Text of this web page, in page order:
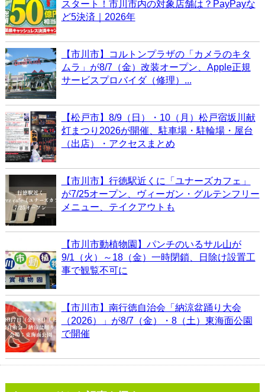
スタート！市川市内の対象店舗は？PayPayな
ど5決済｜2026年
【市川市】コルトンプラザの「カメラのキタ
ムラ」が8/7（金）改装オープン、Apple正規
サービスプロバイダ（修理）...
【松戸市】8/9（日）・10（月）松戸宿坂川献
灯まつり2026が開催、駐車場・駐輪場・屋台
（出店）・アクセスまとめ
【市川市】行徳駅近くに「ユナーズカフェ」
が7/25オープン、ヴィーガン・グルテンフリー
メニュー、テイクアウトも
【市川市動植物園】パンチのいるサル山が
9/1（火）～18（金）一時閉鎖、日除け設置工
事で観覧不可に
【市川市】南行徳自治会「納涼盆踊り大会
（2026）」が8/7（金）・8（土）東海面公園
で開催